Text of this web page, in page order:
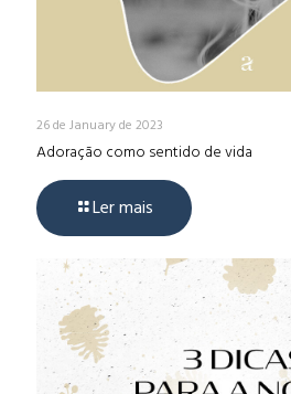
26 de January de 2023
Adoração como sentido de vida
Ler mais